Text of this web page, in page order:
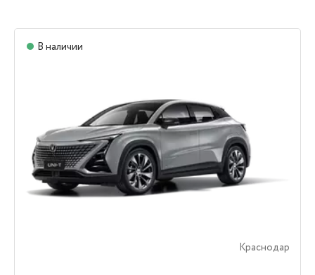
В наличии
Краснодар